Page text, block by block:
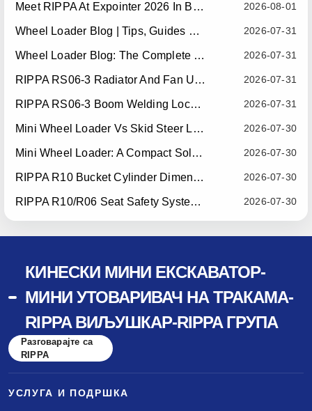
2026-08-01
Meet RIPPA At Expointer 2026 In Brazil
2026-07-31
Wheel Loader Blog | Tips, Guides & Attachments
2026-07-31
Wheel Loader Blog: The Complete Guide To Wheel Loaders For Construction, Agriculture, And Material Handling
2026-07-31
RIPPA RS06-3 Radiator And Fan Upgrade — Effective July 10, 2026
2026-07-31
RIPPA RS06-3 Boom Welding Locating Bar Optimization — Effective July 15, 2026
2026-07-30
Mini Wheel Loader Vs Skid Steer Loader: Which Compact Machine Is Better For Your Business?
2026-07-30
Mini Wheel Loader: A Compact Solution For Efficient Material Handling
2026-07-30
RIPPA R10 Bucket Cylinder Dimension Optimization — Effective July 15, 2026
2026-07-30
RIPPA R10/R06 Seat Safety System Upgrade — Effective July 22, 2026
КИНЕСКИ МИНИ ЕКСКАВАТОР-
МИНИ УТОВАРИВАЧ НА ТРАКАМА-
RIPPA ВИЉУШКАР-RIPPA ГРУПА
Разговарајте са
RIPPA
УСЛУГА И ПОДРШКА